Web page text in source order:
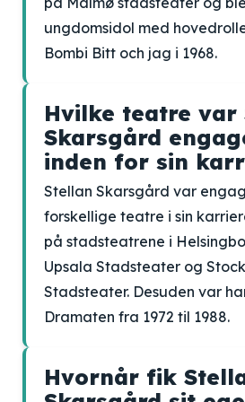
ungdomsidol med
Bombi Bitt och jag i 1968.
Hvilke teatre var
Skarsgård
inden for sin
Stellan Skarsgård var
forskellige teatre i sin
på stadsteatrene i
Upsala Stadsteater og
Stadsteater. Desuden var
Dramaten fra 1972 til 1988.
Hvornår fik